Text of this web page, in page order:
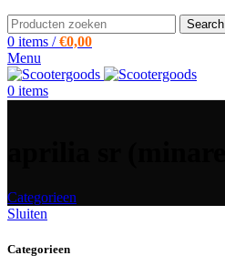
Search
0 items / €0,00
Menu
0 items
Categorieen
Sluiten
Categorieen